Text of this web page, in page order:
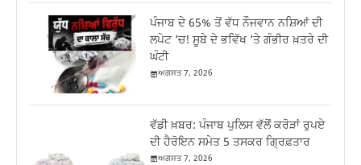
ਪੰਜਾਬ ਦੇ 65% ਤੋਂ ਵੱਧ ਨੌਜਵਾਨ ਨਸ਼ਿਆਂ ਦੀ
ਲਪੇਟ ‘ਚ! ਸੂਬੇ ਦੇ ਭਵਿੱਖ ‘ਤੇ ਗੰਭੀਰ ਖ਼ਤਰੇ ਦੀ
ਘੰਟੀ
ਅਗਸਤ 7, 2026
ਵੱਡੀ ਖ਼ਬਰ: ਪੰਜਾਬ ਪੁਲਿਸ ਵੱਲੋਂ ਕਰੋੜਾਂ ਰੁਪਏ
ਦੀ ਹੈਰੋਇਨ ਸਮੇਤ 5 ਤਸਕਰ ਗ੍ਰਿਫ਼ਤਾਰ
ਅਗਸਤ 7, 2026